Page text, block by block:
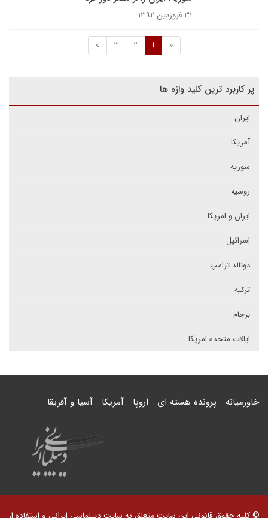
۳۱ فروردین ۱۳۹۲
«
1
2
3
»
پر کاربرد ترین کلید واژه ها
ایران
آمریکا
سوریه
روسیه
ایران و امریکا
اسرائیل
دونالد ترامپ
ترکیه
برجام
ایالات متحده امریکا
خاورمیانه پرونده هسته ای اروپا آمریکا آسیا و آفریقا